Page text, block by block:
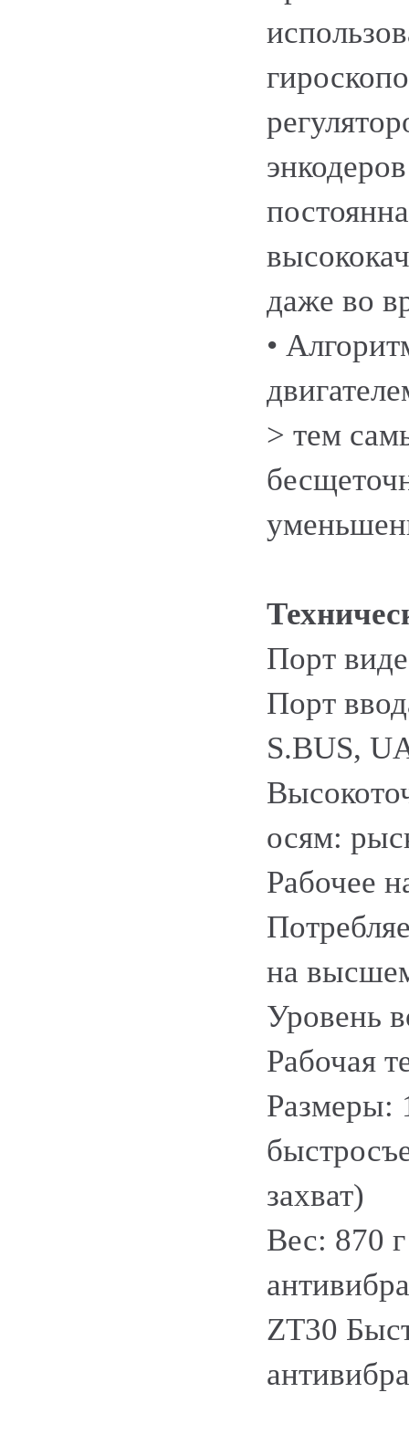
даже во
•
> тем
Порт
Порт
S.BUS,
осям:
Рабочее
на
Уровень
Рабочая
Размеры:
захват)
Вес: 870
ZT30